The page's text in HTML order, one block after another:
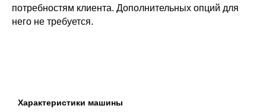
потребностям клиента. Дополнительных опций для
него не требуется.
Характеристики машины